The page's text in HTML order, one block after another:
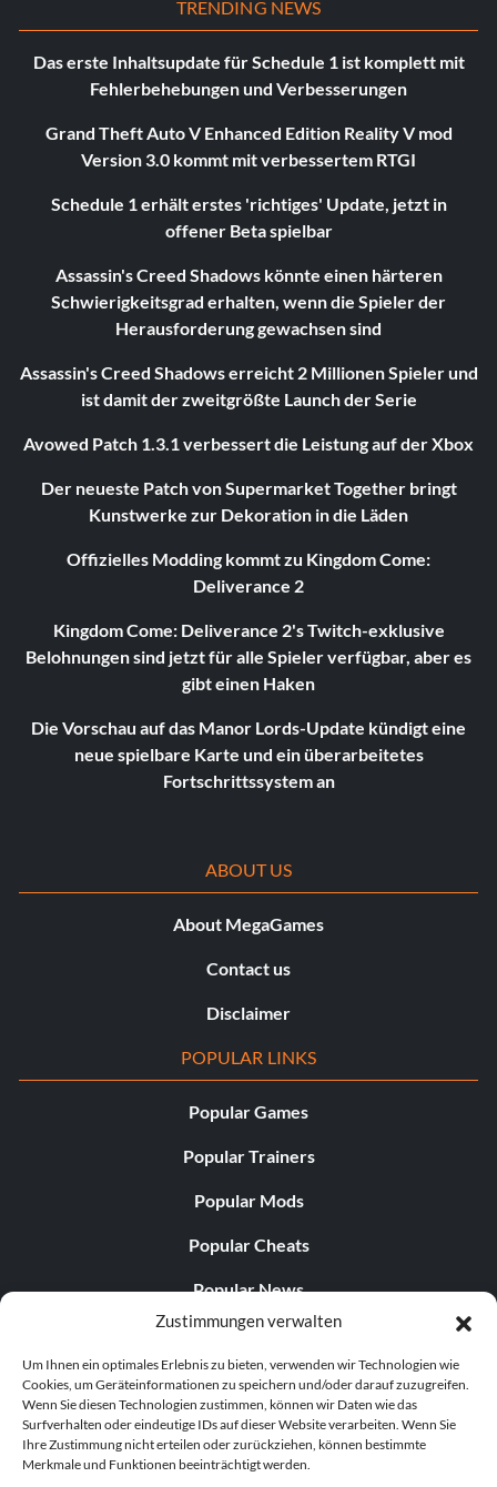
Zustimmungen verwalten
Um Ihnen ein optimales Erlebnis zu bieten, verwenden wir Technologien wie
Cookies, um Geräteinformationen zu speichern und/oder darauf zuzugreifen.
Wenn Sie diesen Technologien zustimmen, können wir Daten wie das
Surfverhalten oder eindeutige IDs auf dieser Website verarbeiten. Wenn Sie
Ihre Zustimmung nicht erteilen oder zurückziehen, können bestimmte
Merkmale und Funktionen beeinträchtigt werden.
TRENDING NEWS
Das erste Inhaltsupdate für Schedule 1 ist komplett mit
Fehlerbehebungen und Verbesserungen
Grand Theft Auto V Enhanced Edition Reality V mod
Version 3.0 kommt mit verbessertem RTGI
Schedule 1 erhält erstes 'richtiges' Update, jetzt in
offener Beta spielbar
Assassin's Creed Shadows könnte einen härteren
Schwierigkeitsgrad erhalten, wenn die Spieler der
Herausforderung gewachsen sind
Assassin's Creed Shadows erreicht 2 Millionen Spieler und
ist damit der zweitgrößte Launch der Serie
Avowed Patch 1.3.1 verbessert die Leistung auf der Xbox
Der neueste Patch von Supermarket Together bringt
Kunstwerke zur Dekoration in die Läden
Offizielles Modding kommt zu Kingdom Come:
Deliverance 2
Kingdom Come: Deliverance 2's Twitch-exklusive
Belohnungen sind jetzt für alle Spieler verfügbar, aber es
gibt einen Haken
Die Vorschau auf das Manor Lords-Update kündigt eine
neue spielbare Karte und ein überarbeitetes
Fortschrittssystem an
ABOUT US
About MegaGames
Contact us
Disclaimer
POPULAR LINKS
Popular Games
Popular Trainers
Popular Mods
Popular Cheats
Popular News
Popular Editorials
Popular Free Games
LATEST UPDATES